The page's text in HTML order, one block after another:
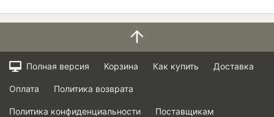
Полная версия Корзина Как купить Доставка
Оплата Политика возврата
Политика конфиденциальности Поставщикам